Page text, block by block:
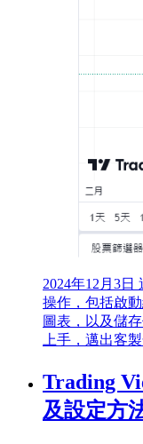
2024年12月3日
操作，包括啟
圖表，以及儲
上手，邁出客
Trading
及設定方